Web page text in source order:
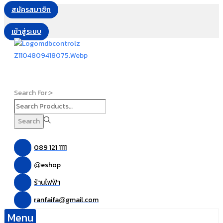
สมัครสมาชิก
เข้าสู่ระบบ
Search For:>
Search
089 121 1111
@eshop
ร้านไฟฟ้า
ranfaifa@gmail.com
Menu